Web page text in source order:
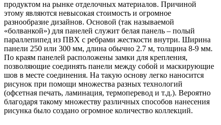
продуктом на рынке отделочных материалов. Причиной
этому являются невысокая стоимость и огромное
разнообразие дизайнов. Основой (так называемой
«болванкой») для панелей служит белая панель – полый
параллепипед из ПВХ с ребрами жесткости внутри. Ширина
панели 250 или 300 мм, длина обычно 2.7 м, толщина 8-9 мм.
По краям панелей расположены замки для крепления,
позволяющие соединять панели между собой и маскирующие
шов в месте соединения. На такую основу легко наносится
рисунок при помощи множества разных технологий
(офсетная печать, ламинация, термоперевод и т.д.). Вероятно
благодаря такому множеству различных способов нанесения
рисунка было создано огромное количество коллекций.